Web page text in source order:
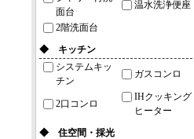
面台
温水洗浄便座
2階洗面台
◆ キッチン
システムキッ
チン
ガスコンロ
2口コンロ
IHクッキング
ヒーター
◆ 住空間・採光